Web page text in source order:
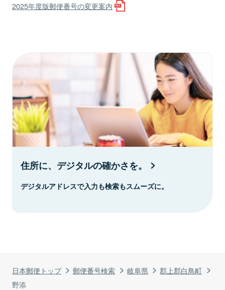
日本郵便トップ 郵便番号検索 岐阜県
郡上郡白鳥町
野添
2025年度版郵便番号の変更案内
住所に、デジタルの確かさを。
デジタルアドレスで入力も検索もスムーズに。